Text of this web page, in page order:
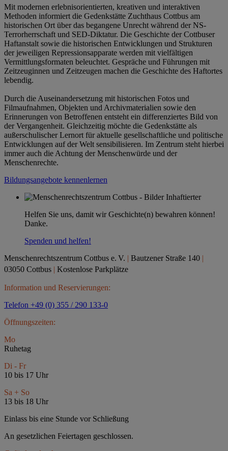
Mit modernen erlebnisorientierten, kreativen und interaktiven
Methoden informiert die Gedenkstätte Zuchthaus Cottbus am
historischen Ort über das begangene Unrecht während der NS-
Terrorherrschaft und SED-Diktatur. Die Geschichte der Cottbuser
Haftanstalt sowie die historischen Entwicklungen und Strukturen
der jeweiligen Repressionsapparate werden mit vielfältigen
Vermittlungsformaten beleuchtet. Gespräche und Führungen mit
Zeitzeuginnen und Zeitzeugen machen die Geschichte des Haftortes
lebendig.
Durch die Auseinandersetzung mit historischen Fotos und
Filmaufnahmen, Objekten und Archivmaterialien sowie den
Erinnerungen von Betroffenen entsteht ein differenziertes Bild von
der Vergangenheit. Gleichzeitig möchte die Gedenkstätte als
außerschulischer Lernort für aktuelle gesellschaftliche und politische
Entwicklungen auf der Welt sensibilisieren. Im Zentrum steht hierbei
immer auch die Achtung der Menschenwürde und der
Menschenrechte.
Bildungsangebote kennenlernen
Helfen Sie uns, damit wir Geschichte(n) bewahren können!
Danke.
Spenden und helfen!
Menschenrechtszentrum Cottbus e. V. | Bautzener Straße 140 |
03050 Cottbus | Kostenlose Parkplätze
Information und Reservierungen:
Telefon +49 (0) 355 / 290 133-0
Öffnungszeiten:
Mo
Ruhetag
Di - Fr
10 bis 17 Uhr
Sa + So
13 bis 18 Uhr
Einlass bis eine Stunde vor Schließung
An gesetzlichen Feiertagen geschlossen.